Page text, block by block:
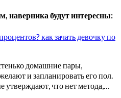
наверника будут интересны:
как зачать девочку по
домашние пары,
и запланировать его пол.
что нет метода,…